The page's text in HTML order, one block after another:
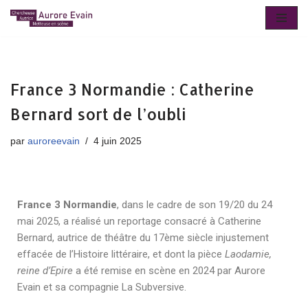
France 3 Normandie : Catherine
Bernard sort de l’oubli
par auroreevain 4 juin 2025
France 3 Normandie, dans le cadre de son 19/20 du 24
mai 2025, a réalisé un reportage consacré à Catherine
Bernard, autrice de théâtre du 17ème siècle injustement
effacée de l’Histoire littéraire, et dont la pièce Laodamie,
reine d’Epire a été remise en scène en 2024 par Aurore
Evain et sa compagnie La Subversive.